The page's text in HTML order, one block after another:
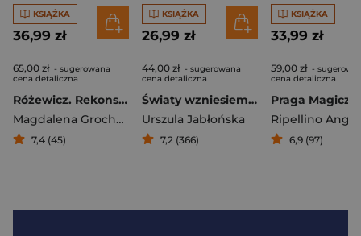
KSIĄŻKA
36,99 zł
65,00 zł - sugerowana
cena detaliczna
Różewicz. Rekonstrukcja
Magdalena Grochowska
7,4 (45)
KSIĄŻKA
26,99 zł
44,00 zł - sugerowana
cena detaliczna
Światy wzniesiemy nowe
Urszula Jabłońska
7,2 (366)
KSIĄŻKA
33,99 zł
59,00 zł -
cena detaliczna
Praga
6,9 (97)